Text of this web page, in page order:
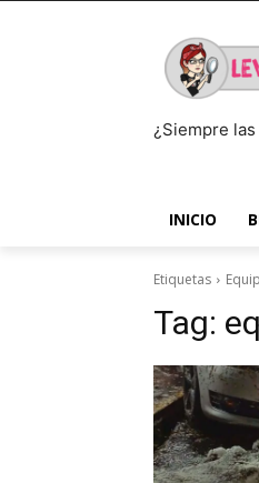
¿Siempre
INICIO
Etiquetas
Tag: